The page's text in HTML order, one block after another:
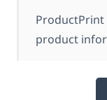
ProductPrint
product